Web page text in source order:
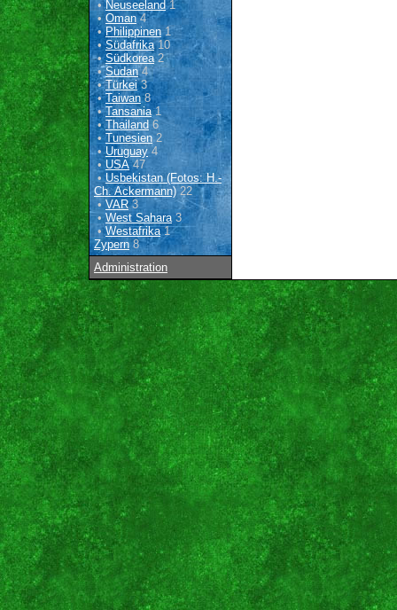
•Neuseeland1
• Oman4
•Philippinen 1
•Südafrika10
•Südkorea2
•Sudan4
•Türkei3
•Taiwan8
•Tansania1
•Thailand 6
•Tunesien2
•Uruguay 4
•USA47
•Usbekistan (Fotos: H.-
Ch. Ackermann) 22
• VAR3
•West Sahara3
•Westafrika1
Zypern8
Administration